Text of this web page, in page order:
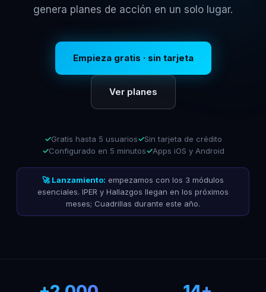
genera planes de acción en un solo lugar.
Empieza gratis · sin tarjeta
Ver planes
Gratis hasta 5 usuarios
Sin tarjeta de crédito
Configurado en 5 minutos
Apps iOS y Android
🚀 Lanzamiento: empezamos con los 3 módulos
esenciales. IPER y Hallazgos llegan en los próximos
meses; Cuadrillas durante este año.